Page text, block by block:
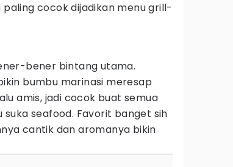
cocok dijadikan menu grill-
bener bintang utama.
bumbu marinasi meresap
amis, jadi cocok buat semua
seafood. Favorit banget sih
cantik dan aromanya bikin